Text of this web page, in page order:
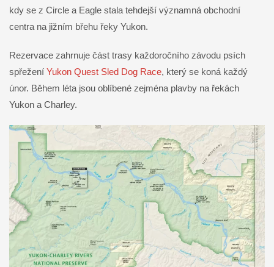
kdy se z Circle a Eagle stala tehdejší významná obchodní
centra na jižním břehu řeky Yukon.
Rezervace zahrnuje část trasy každoročního závodu psích
spřežení Yukon Quest Sled Dog Race, který se koná každý
únor. Během léta jsou oblíbené zejména plavby na řekách
Yukon a Charley.